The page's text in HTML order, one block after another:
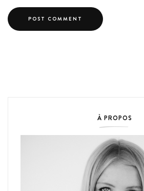
À PROPOS